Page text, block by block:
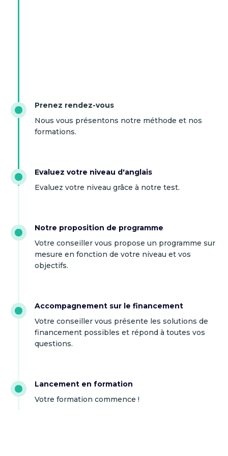
Prenez rendez-vous
Nous vous présentons notre méthode et nos
formations.
Evaluez votre niveau d'anglais
Evaluez votre niveau grâce à notre test.
Notre proposition de programme
Votre conseiller vous propose un programme sur
mesure en fonction de votre niveau et vos
objectifs.
Accompagnement sur le financement
Votre conseiller vous présente les solutions de
financement possibles et répond à toutes vos
questions.
Lancement en formation
Votre formation commence !